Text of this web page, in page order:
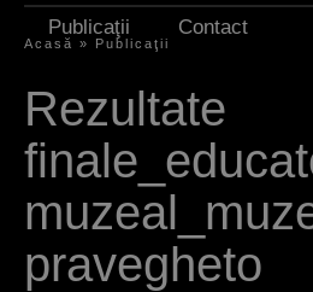
Publicaţii
Contact
ş
t
i
a
Acasă » Publicaţii
Rezultate
pravegheto